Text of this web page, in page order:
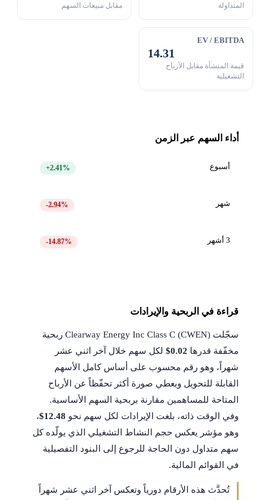
المتداولة مقابل مبيعات السهم
EV / EBITDA
14.31
قيمة المنشأة مقابل الأرباح
التشغيلية
أداء السهم عبر الزمن
أسبوع +2.41%
شهر -2.94%
3 أشهر -14.87%
قراءة في الربحية والإيرادات
سجّلت Clearway Energy Inc Class C (CWEN) ربحية
مخفّفة قدرها $0.02لكل سهم خلال آخر اثني عشر
شهراً، وهو رقم محسوب على أساس كامل الأسهم
القابلة للتحويل ويعطي صورة أكثر تحفّظاً عن الأرباح
المتاحة للمساهمين مقارنة بربحية السهم الأساسية.
وفي الوقت ذاته، بلغت الإيرادات لكل سهم نحو $12.48،
وهو مؤشر يعكس حجم النشاط التشغيلي الذي يولّده كل
سهم متداول دون الحاجة للرجوع إلى البنود التفصيلية
في القوائم المالية.
تُحدَّث هذه الأرقام دورياً وتعكس آخر اثني عشر شهراً